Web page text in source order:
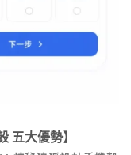
五大優勢】